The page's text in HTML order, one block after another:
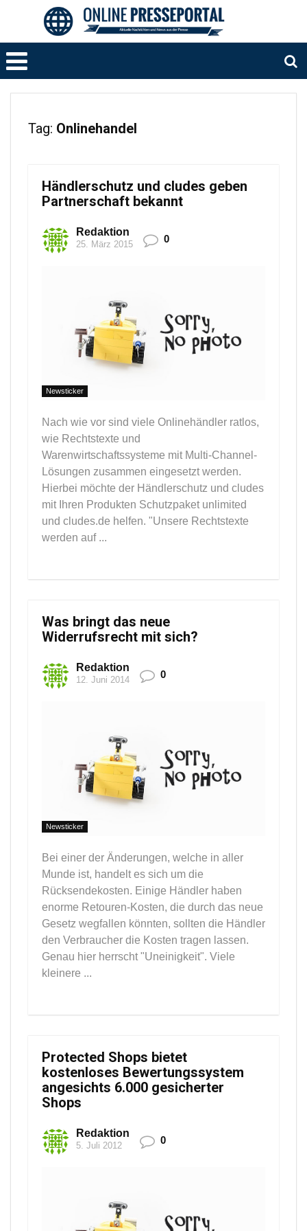
Tag: Onlinehandel
Händlerschutz und cludes geben
Partnerschaft bekannt
Redaktion
25. März 2015 0
Newsticker
Nach wie vor sind viele Onlinehändler ratlos,
wie Rechtstexte und
Warenwirtschaftssysteme mit Multi-Channel-
Lösungen zusammen eingesetzt werden.
Hierbei möchte der Händlerschutz und cludes
mit Ihren Produkten Schutzpaket unlimited
und cludes.de helfen. "Unsere Rechtstexte
werden auf ...
Was bringt das neue
Widerrufsrecht mit sich?
Redaktion
12. Juni 2014 0
Newsticker
Bei einer der Änderungen, welche in aller
Munde ist, handelt es sich um die
Rücksendekosten. Einige Händler haben
enorme Retouren-Kosten, die durch das neue
Gesetz wegfallen könnten, sollten die Händler
den Verbraucher die Kosten tragen lassen.
Genau hier herrscht "Uneinigkeit". Viele
kleinere ...
Protected Shops bietet
kostenloses Bewertungssystem
angesichts 6.000 gesicherter
Shops
Redaktion
5. Juli 2012 0